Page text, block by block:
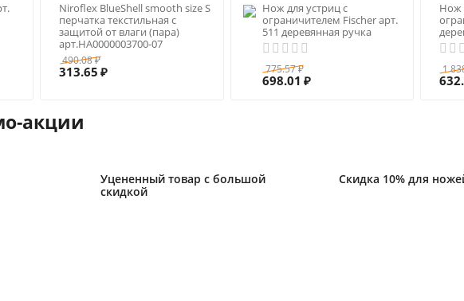
Niroflex BlueShell smooth size S
перчатка текстильная с
защитой от влаги (пара)
арт.HA0000003700-07
490.08 ₽
313.65 ₽
Нож для устриц с
ограничителем Fisсher арт.
511 деревянная ручка
775.57 ₽
698.01 ₽
Нож
1
акции
Уцененный товар с большой
скидкой
Скидка 10% для